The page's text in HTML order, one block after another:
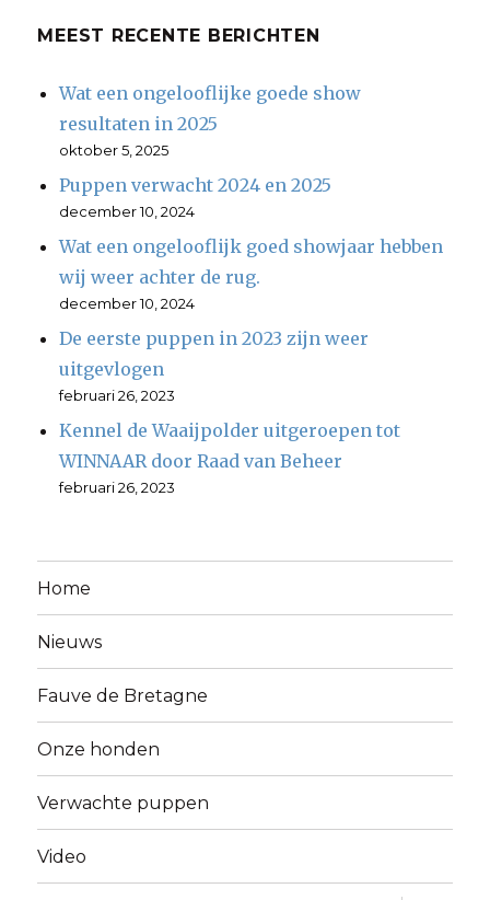
MEEST RECENTE BERICHTEN
Wat een ongelooflijke goede show
resultaten in 2025
oktober 5, 2025
Puppen verwacht 2024 en 2025
december 10, 2024
Wat een ongelooflijk goed showjaar hebben
wij weer achter de rug.
december 10, 2024
De eerste puppen in 2023 zijn weer
uitgevlogen
februari 26, 2023
Kennel de Waaijpolder uitgeroepen tot
WINNAAR door Raad van Beheer
februari 26, 2023
Home
Nieuws
Fauve de Bretagne
Onze honden
Verwachte puppen
Video